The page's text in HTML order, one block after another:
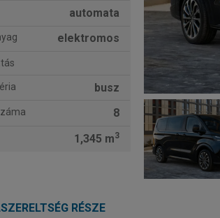
automata
elektromos
busz
8
1,345 m3
RÉSZE